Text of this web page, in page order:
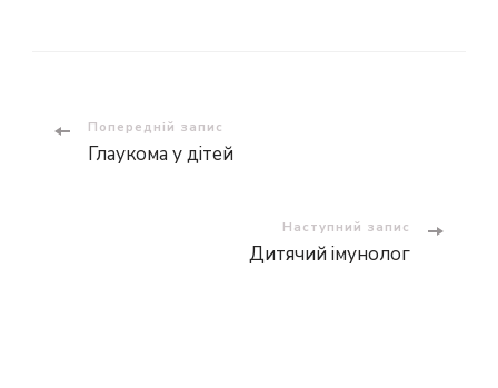
Навігація
Попередній запис
Глаукома у дітей
Наступний запис
Дитячий імунолог